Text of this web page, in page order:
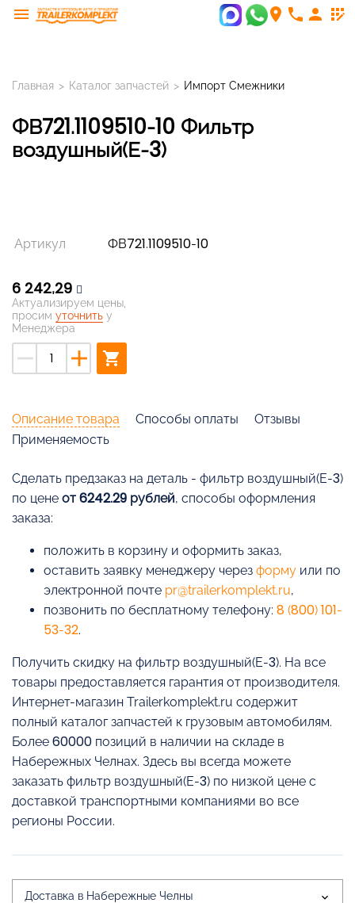
menu room phone person app_registration
Главная > Каталог запчастей > Импорт Смежники
ФВ721.1109510-10 Фильтр
воздушный(Е-3)
Артикул ФВ721.1109510-10
6 242,29
Актуализируем цены,
просим уточнить у
Менеджера
remove add shopping_cart
Описание товара Способы оплаты
Отзывы
Применяемость
Cделать предзаказ на деталь - фильтр воздушный(Е-3)
по цене от 6242.29 рублей, способы оформления
заказа:
положить в корзину и оформить заказ,
оставить заявку менеджеру через форму или по
электронной почте pr@trailerkomplekt.ru,
позвонить по бесплатному телефону: 8 (800) 101-
53-32.
Получить скидку на фильтр воздушный(Е-3). На все
товары предоставляется гарантия от производителя.
Интернет-магазин Trailerkomplekt.ru содержит
полный каталог запчастей к грузовым автомобилям.
Более 60000 позиций в наличии на складе в
Набережных Челнах. Здесь вы всегда можете
заказать фильтр воздушный(Е-3) по низкой цене с
доставкой транспортными компаниями во все
регионы России.
Доставка в Набережные Челны